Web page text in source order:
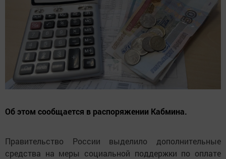
Об этом сообщается в распоряжении Кабмина.
Правительство России выделило дополнительные
средства на меры социальной поддержки по оплате